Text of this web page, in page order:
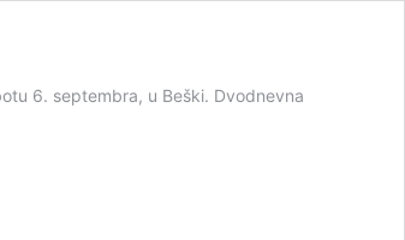
6. septembra, u Beški. Dvodnevna